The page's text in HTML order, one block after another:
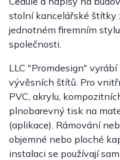
stolní kancelářské štítky
jednotném firemním
společnosti.
LLC "Promdesign"
vývěsních štítů. Pro
PVC, akrylu,
plnobarevný tisk na
(aplikace). Rámování
objemné nebo ploché
instalaci se používají